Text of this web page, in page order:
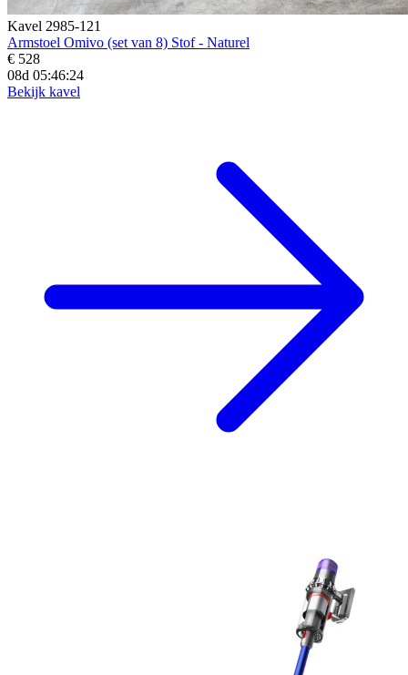
Kavel 2985-121
Armstoel Omivo (set van 8) Stof - Naturel
€ 528
08d 05:46:23
Bekijk kavel